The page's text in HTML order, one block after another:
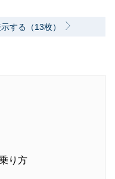
する（13枚）
り方